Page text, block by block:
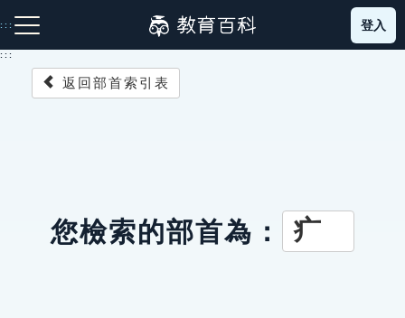
到
主
::: 登入
:::
返回部首索引表
您檢索的部首為： 疒